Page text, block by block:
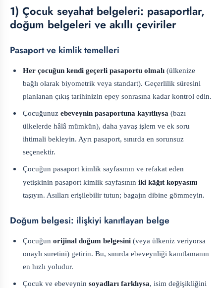
1) Çocuk seyahat belgeleri: pasaportlar,
doğum belgeleri ve akıllı çeviriler
Pasaport ve kimlik temelleri
Her çocuğun kendi geçerli pasaportu olmalı (ülkenize
bağlı olarak biyometrik veya standart). Geçerlilik süresini
planlanan çıkış tarihinizin epey sonrasına kadar kontrol edin.
Çocuğunuzebeveynin pasaportuna kayıtlıysa (bazı
ülkelerde hâlâ mümkün), daha yavaş işlem ve ek soru
ihtimali bekleyin. Ayrı pasaport, sınırda en sorunsuz
seçenektir.
Çocuğun pasaport kimlik sayfasının ve refakat eden
yetişkinin pasaport kimlik sayfasınıniki kâğıt kopyasını
taşıyın. Asılları erişilebilir tutun; bagajın dibine gömmeyin.
Doğum belgesi: ilişkiyi kanıtlayan belge
Çocuğunorijinal doğum belgesini (veya ülkeniz veriyorsa
onaylı suretini) getirin. Bu, sınırda ebeveynliği kanıtlamanın
en hızlı yoludur.
Çocuk ve ebeveyninsoyadları farklıysa, isim değişikliğini